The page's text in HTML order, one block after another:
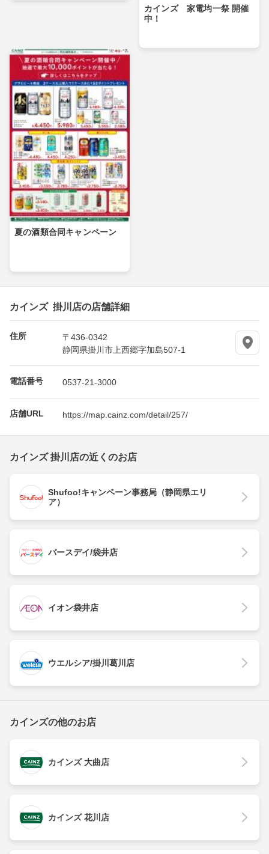
カインズ 家電均一祭 開催
中！
夏の酒類合同キャンペーン
カインズ 掛川店の店舗詳細
住所
〒436-0342
静岡県掛川市上西郷字加島507-1
電話番号 0537-21-3000
店舗URL https://map.cainz.com/detail/257/
カインズ 掛川店の近くのお店
Shufoo!キャンペーン事務局（静岡県エリ
ア）
バースデイ/袋井店
イオン袋井店
ウエルシア/掛川葛川店
カインズの他のお店
カインズ 大曲店
カインズ 花川店